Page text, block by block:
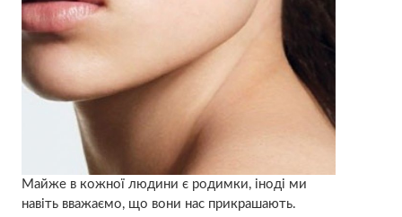
Майже в кожної людини є родимки, іноді ми
навіть вважаємо, що вони нас прикрашають.